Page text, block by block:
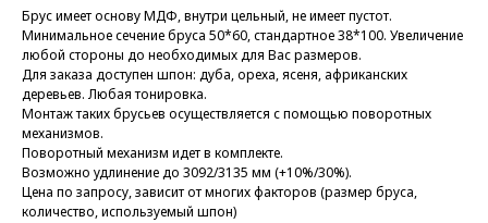
Брус имеет основу МДФ, внутри цельный, не имеет пустот.
Минимальное сечение бруса 50*60, стандартное 38*100. Увеличение
любой стороны до необходимых для Вас размеров.
Для заказа доступен шпон: дуба, ореха, ясеня, африканских
деревьев. Любая тонировка.
Монтаж таких брусьев осуществляется с помощью поворотных
механизмов.
Поворотный механизм идет в комплекте.
Возможно удлинение до 3092/3135 мм (+10%/30%).
Цена по запросу, зависит от многих факторов (размер бруса,
количество, используемый шпон)